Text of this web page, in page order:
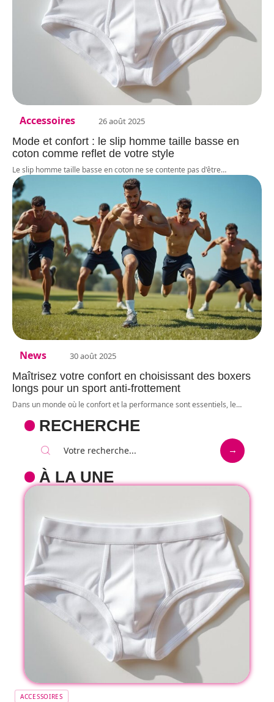
Accessoires 26 août 2025
Mode et confort : le slip homme taille basse en
coton comme reflet de votre style
Le slip homme taille basse en coton ne se contente pas d'être…
News 30 août 2025
Maîtrisez votre confort en choisissant des boxers
longs pour un sport anti-frottement
Dans un monde où le confort et la performance sont essentiels, le…
RECHERCHE
À LA UNE
ACCESSOIRES